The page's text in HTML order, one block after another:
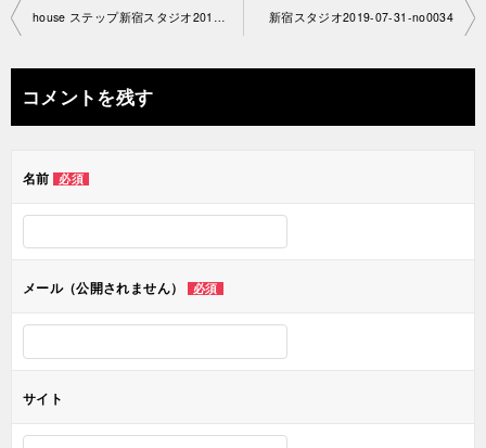
投
ナ
ビ
ー
ン
新宿スタジオ2019-07-31-no0034
コメントを残す
名前 必須
メール（公開されません） 必須
サイト